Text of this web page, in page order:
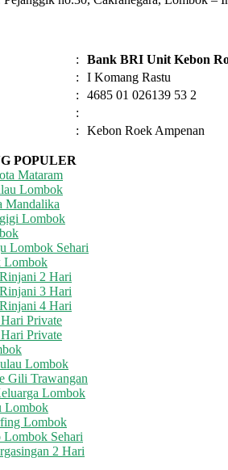
:
Bank BRI Unit Kebon
:
I Komang Rastu
:
4685 01 026139 53 2
:
: Kebon Roek Ampenan
POPULER
Mataram
Lombok
Mandalika
Lombok
Lombok Sehari
Lombok
2 Hari
3 Hari
4 Hari
Private
Private
Lombok
Gili Trawangan
Lombok
Lombok
Lombok
Sehari
2 Hari